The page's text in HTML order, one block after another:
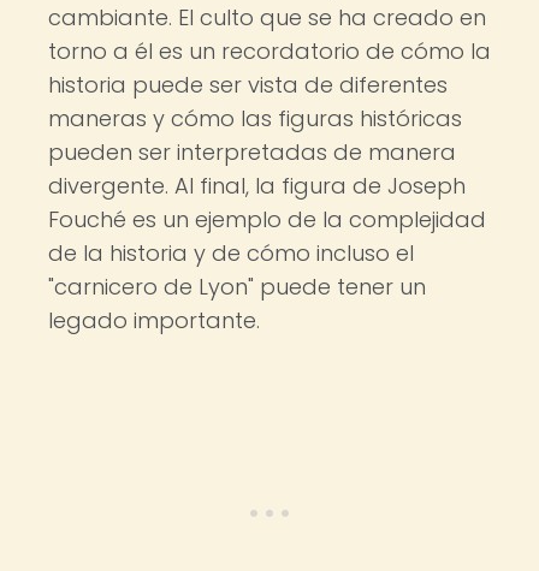
cambiante. El culto que se ha creado en
torno a él es un recordatorio de cómo la
historia puede ser vista de diferentes
maneras y cómo las figuras históricas
pueden ser interpretadas de manera
divergente. Al final, la figura de Joseph
Fouché es un ejemplo de la complejidad
de la historia y de cómo incluso el
"carnicero de Lyon" puede tener un
legado importante.